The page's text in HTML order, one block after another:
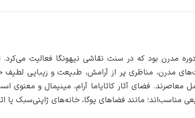
دوره مدرن بود که در سنت نقاشی نیهونگا فعالیت
مدرن، مناظری پر از آرامش، طبیعت و زیبایی لطیف
معاصرند. فضای آثار کاتایاما آرام، مینیمال و معنوی
مناسب‌اند؛ مانند فضاهای یوگا، خانه‌های ژاپنی‌سبک یا